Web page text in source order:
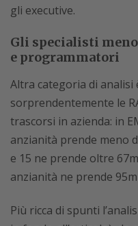
gli executive.
Gli specialisti
e programmatori
Altra categoria di analisi
sorprendentemente le
trascorsi in azienda: in
anzianità prende meno
e 15 ne prende oltre
anzianità ne prende
Più ricca di spunti